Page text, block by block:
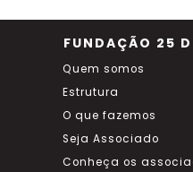
FUNDAÇÃO 25
Quem somos
Estrutura
O que fazemos
Seja Associado
Conheça os